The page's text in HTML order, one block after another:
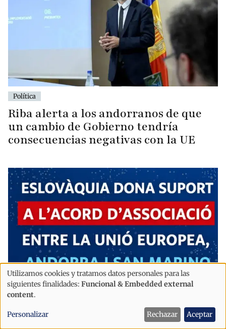
Política
Riba alerta a los andorranos de que
un cambio de Gobierno tendría
consecuencias negativas con la UE
Política
Eslovaquia celebra la aplicación
Uso
de
datos
personales
Utilizamos cookies y tratamos datos personales para las
siguientes finalidades: Funcional & Embedded external
content.
Personalizar Rechazar Aceptar